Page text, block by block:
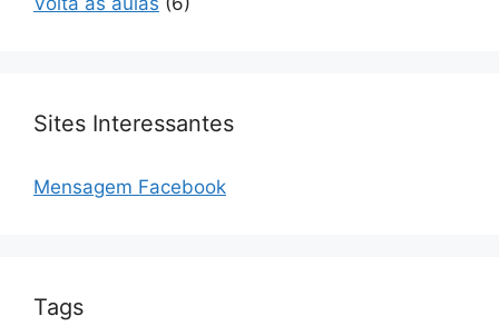
Sites Interessantes
Mensagem Facebook
Tags